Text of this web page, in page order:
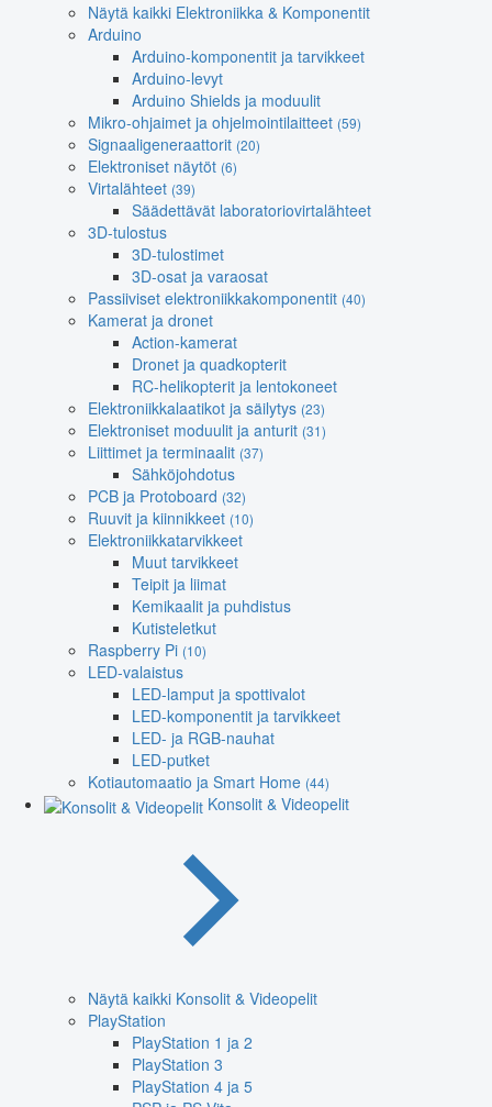
Näytä kaikki Elektroniikka & Komponentit
Arduino
Arduino-komponentit ja tarvikkeet
Arduino-levyt
Arduino Shields ja moduulit
Mikro-ohjaimet ja ohjelmointilaitteet (59)
Signaaligeneraattorit (20)
Elektroniset näytöt (6)
Virtalähteet (39)
Säädettävät laboratoriovirtalähteet
3D-tulostus
3D-tulostimet
3D-osat ja varaosat
Passiiviset elektroniikkakomponentit (40)
Kamerat ja dronet
Action-kamerat
Dronet ja quadkopterit
RC-helikopterit ja lentokoneet
Elektroniikkalaatikot ja säilytys (23)
Elektroniset moduulit ja anturit (31)
Liittimet ja terminaalit (37)
Sähköjohdotus
PCB ja Protoboard (32)
Ruuvit ja kiinnikkeet (10)
Elektroniikkatarvikkeet
Muut tarvikkeet
Teipit ja liimat
Kemikaalit ja puhdistus
Kutisteletkut
Raspberry Pi (10)
LED-valaistus
LED-lamput ja spottivalot
LED-komponentit ja tarvikkeet
LED- ja RGB-nauhat
LED-putket
Kotiautomaatio ja Smart Home (44)
Konsolit & Videopelit
Näytä kaikki Konsolit & Videopelit
PlayStation
PlayStation 1 ja 2
PlayStation 3
PlayStation 4 ja 5